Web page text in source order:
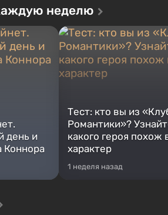
неделю
день и
Коннора
Тест: кто вы из
Романтики»?
какого героя похож
характер
1 неделя назад